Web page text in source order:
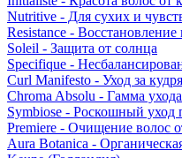
Nutritive - Для сухих и
Resistance - Восстановление
Soleil - Защита от солнца
Specifique -
Curl Manifesto - Уход за
Chroma Absolu - Гамма
Symbiose - Роскошный уход
Premiere - Очищение волос
Aura Botanica -